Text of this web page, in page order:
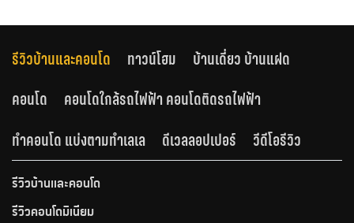
รีวิวบ้านและคอนโด ทาวน์โฮม
บ้านเดี่ยว บ้านแฝด
คอนโด
คอนโดใกล้รถไฟฟ้า คอนโดติดรถไฟฟ้า
ทำคอนโด แบ่งตามทำเลเล
ดีเวลลอปเปอร์ วีดีโอรีวิว
รีวิวบ้านและคอนโด
รีวิวคอนโดมิเนียม